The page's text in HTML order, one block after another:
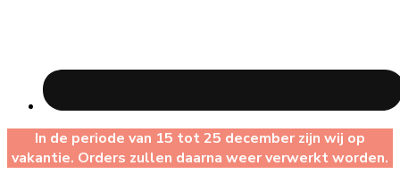
In de periode van 15 tot 25 december zijn wij op
vakantie. Orders zullen daarna weer verwerkt worden.